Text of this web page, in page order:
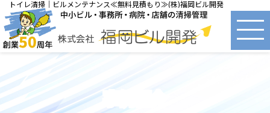
トイレ清掃｜ビルメンテナンス≪無料見積もり≫(株)福岡ビル開発
事例紹介